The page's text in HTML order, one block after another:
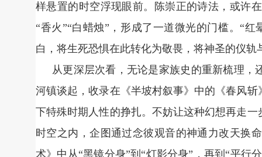
样悬置的时空浮现眼前。陈崇正的诗法，或许
“香火”“白蜡烛”，形成了一道微光的门槛。“
白，将生死恐惧在此转化为敬畏，将神圣的仪
从更深层次看，无论是家族史的重新梳理，
河镇谈起，收录在《半坡村叙事》中的《春风
下特殊时期人性的挣扎。不妨让这种幻想再走
时空之内，企图通过念彼观音的神通力改天换
术》中从“黑镜分身”到“灯影分身”，再到“平行